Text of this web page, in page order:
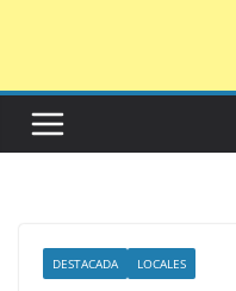
DESTACADA LOCALES